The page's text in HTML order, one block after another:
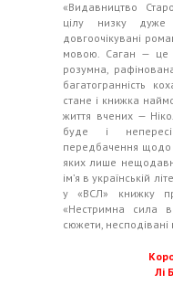
«Видавництво
цілу низку дуже
довгоочікувані
мовою. Саган — це
розумна,
багатогранність
стане і книжка
життя вчених —
буде і
передбачення щодо
яких лише
ім’я в українській
у «ВСЛ» книжку
«Нестримна сила
сюжети, несподівані
Лі